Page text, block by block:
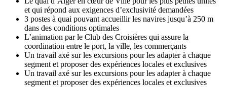
et qui répond aux exigences d’exclusivité demandées
3 postes à quai pouvant accueillir les navires jusqu’à 250 m
dans des conditions optimales
L’animation par le Club des Croisières qui assure la
coordination entre le port, la ville, les commerçants
Un travail axé sur les excursions pour les adapter à chaque
segment et proposer des expériences locales et exclusives
Un travail axé sur les excursions pour les adapter à chaque
segment et proposer des expériences locales et exclusives